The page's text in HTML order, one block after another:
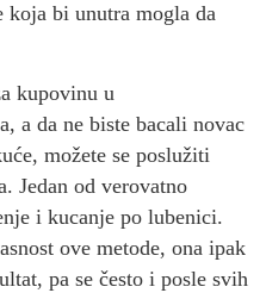
koja bi unutra mogla da
kupovinu u
a da ne biste bacali novac
možete se poslužiti
Jedan od verovatno
i kucanje po lubenici.
ove metode, ona ipak
pa se često i posle svih